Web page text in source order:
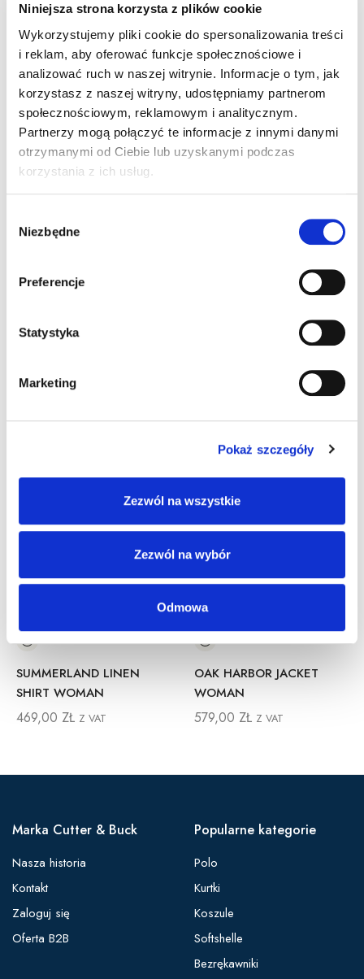
Niniejsza strona korzysta z plików cookie
Wykorzystujemy pliki cookie do spersonalizowania treści
i reklam, aby oferować funkcje społecznościowe i
analizować ruch w naszej witrynie. Informacje o tym, jak
korzystasz z naszej witryny, udostępniamy partnerom
społecznościowym, reklamowym i analitycznym.
Partnerzy mogą połączyć te informacje z innymi danymi
otrzymanymi od Ciebie lub uzyskanymi podczas
korzystania z ich usług.
Niezbędne
Preferencje
Statystyka
Marketing
Pokaż szczegóły
Zezwól na wszystkie
Zezwól na wybór
Odmowa
SKU:353405
KategorieKobiety,T-shirty damskie
Wersja Męska/Damska
MANZANITA T-SHIRT
Inne Produkty
SUMMERLAND LINEN
SHIRT WOMAN
469,00 ZŁ Z VAT
OAK HARBOR JACKET
WOMAN
579,00 ZŁ Z VAT
Marka Cutter & Buck
Nasza historia
Kontakt
Zaloguj się
Oferta B2B
Popularne kategorie
Polo
Kurtki
Koszule
Softshelle
Bezrękawniki